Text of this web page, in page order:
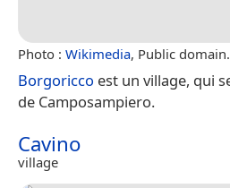
Photo : Wikimedia, Public domain.
Borgoricco est un village, qui
de Camposampiero.
Cavino
village